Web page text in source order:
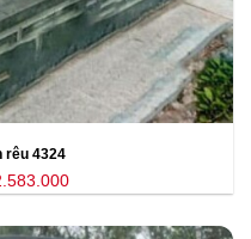
rêu 4324